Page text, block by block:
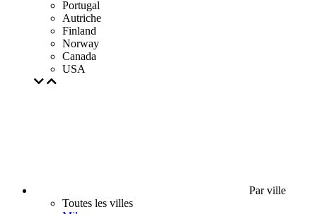
Portugal
Autriche
Finland
Norway
Canada
USA
Par ville
Toutes les villes